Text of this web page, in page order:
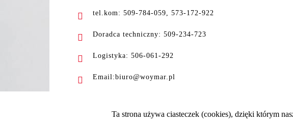
tel.kom: 509-784-059, 573-172-922
Doradca techniczny: 509-234-723
Logistyka: 506-061-292
Email:biuro@woymar.pl
Ta strona używa ciasteczek (cookies), dzięki którym